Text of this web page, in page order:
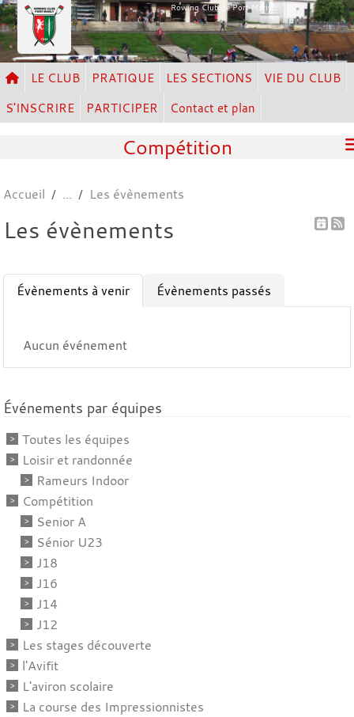
Rowing Club de Port Marly
LE CLUB PRATIQUE LES SECTIONS
VIE DU CLUB
S'INSCRIRE
PARTICIPER Contact et plan
Compétition
Accueil Les évènements
Les évènements
Évènements à venir Évènements passés
Aucun événement
Événements par équipes
Toutes les équipes
Loisir et randonnée
Rameurs Indoor
Compétition
Senior A
Sénior U23
J18
J16
J14
J12
Les stages découverte
l'Avifit
L'aviron scolaire
La course des Impressionnistes
Panneau de gestion des cookies